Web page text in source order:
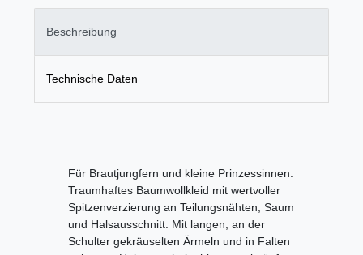
Beschreibung
Technische Daten
Für Brautjungfern und kleine Prinzessinnen.
Traumhaftes Baumwollkleid mit wertvoller
Spitzenverzierung an Teilungsnähten, Saum
und Halsausschnitt. Mit langen, an der
Schulter gekräuselten Ärmeln und in Falten